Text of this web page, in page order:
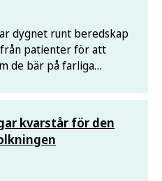
dygnet runt beredskap
patienter för att
de bär på farliga
beredskapsprover
kvarstår för den